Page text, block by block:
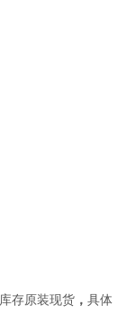
库存原装现货 ，具体